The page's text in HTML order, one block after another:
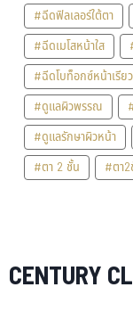
#ฉีดฟิลเลอร์ใต้ตา
#ฉีดเมโสหน้าใส
#ฉีดโบท็อกซ์หน้าเรียว
#ดูแลผิวพรรณ
#ดูแลรักษาผิวหน้า
#ตา 2 ชั้น
#ตา
CENTURY